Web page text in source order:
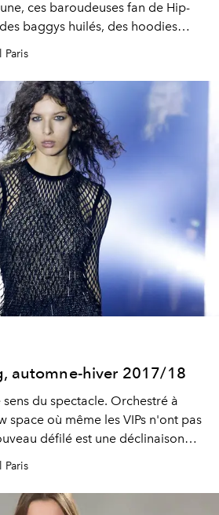
ces baroudeuses fan de Hip-
baggys huilés, des hoodies
et des robes en velours zippées.
mat parachèvent ce nouveau
Baptista.
Paris
automne-hiver 2017/18
du spectacle. Orchestré à
space où même les VIPs n'ont pas
défilé est une déclinaison
goth', punk ou tout simplement
délaisse le sportswear pour
faite de blazers
Paris